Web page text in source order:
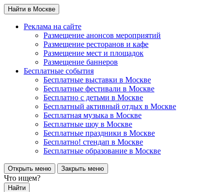
Найти в Москве
Реклама на сайте
Размещение анонсов мероприятий
Размещение ресторанов и кафе
Размещение мест и площадок
Размещение баннеров
Бесплатные события
Бесплатные выставки в Москве
Бесплатные фестивали в Москве
Бесплатно с детьми в Москве
Бесплатный активный отдых в Москве
Бесплатная музыка в Москве
Бесплатные шоу в Москве
Бесплатные праздники в Москве
Бесплатно! стендап в Москве
Бесплатные образование в Москве
Открыть меню Закрыть меню
Что ищем?
Найти